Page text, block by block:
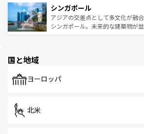
参照してほしい。
激する。気候は一年中温暖で、ど
が待っている。親しみやすいタイ
た文化、そして多様な観光資源が
み、どこを訪れても感動するはず。
ており、効率よく見どころを回れ
うな絶景から文化的な体験まで、
シンガポール
アジアの交差点として多文化が融
シンガポール。未来的な建築物が
で、ホーカーズは地元の風情を楽
国と地域
ヨーロッパ
北米